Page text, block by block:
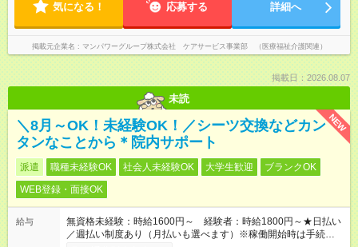
気になる！ 応募する 詳細へ
掲載元企業名 マンパワーグループ株式会社 ケアサービス事業部 （医療福祉介護関連）
掲載日：2026.08.07
未読
NEW
＼8月～OK！未経験OK！／シーツ交換などカン
タンなことから＊院内サポート
派遣 職種未経験OK 社会人未経験OK 大学生歓迎
ブランクOK
WEB登録・面接OK
給与
無資格未経験：時給1600円～ 経験者：時給1800円～★日払い
／週払い制度あり（月払いも選べます）※稼働開始時は手続き完